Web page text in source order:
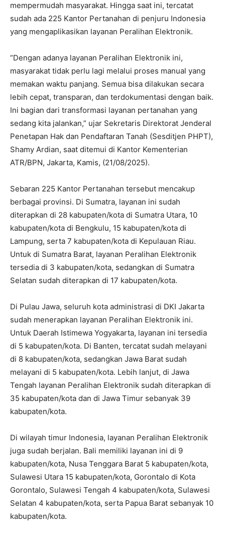
mempermudah masyarakat. Hingga saat ini, tercatat
sudah ada 225 Kantor Pertanahan di penjuru Indonesia
yang mengaplikasikan layanan Peralihan Elektronik.
‎“Dengan adanya layanan Peralihan Elektronik ini,
masyarakat tidak perlu lagi melalui proses manual yang
memakan waktu panjang. Semua bisa dilakukan secara
lebih cepat, transparan, dan terdokumentasi dengan baik.
Ini bagian dari transformasi layanan pertanahan yang
sedang kita jalankan,” ujar Sekretaris Direktorat Jenderal
Penetapan Hak dan Pendaftaran Tanah (Sesditjen PHPT),
Shamy Ardian, saat ditemui di Kantor Kementerian
ATR/BPN, Jakarta, Kamis, (21/08/2025).
‎Sebaran 225 Kantor Pertanahan tersebut mencakup
berbagai provinsi. Di Sumatra, layanan ini sudah
diterapkan di 28 kabupaten/kota di Sumatra Utara, 10
kabupaten/kota di Bengkulu, 15 kabupaten/kota di
Lampung, serta 7 kabupaten/kota di Kepulauan Riau.
Untuk di Sumatra Barat, layanan Peralihan Elektronik
tersedia di 3 kabupaten/kota, sedangkan di Sumatra
Selatan sudah diterapkan di 17 kabupaten/kota.
‎Di Pulau Jawa, seluruh kota administrasi di DKI Jakarta
sudah menerapkan layanan Peralihan Elektronik ini.
Untuk Daerah Istimewa Yogyakarta, layanan ini tersedia
di 5 kabupaten/kota. Di Banten, tercatat sudah melayani
di 8 kabupaten/kota, sedangkan Jawa Barat sudah
melayani di 5 kabupaten/kota. Lebih lanjut, di Jawa
Tengah layanan Peralihan Elektronik sudah diterapkan di
35 kabupaten/kota dan di Jawa Timur sebanyak 39
kabupaten/kota.
‎Di wilayah timur Indonesia, layanan Peralihan Elektronik
juga sudah berjalan. Bali memiliki layanan ini di 9
kabupaten/kota, Nusa Tenggara Barat 5 kabupaten/kota,
Sulawesi Utara 15 kabupaten/kota, Gorontalo di Kota
Gorontalo, Sulawesi Tengah 4 kabupaten/kota, Sulawesi
Selatan 4 kabupaten/kota, serta Papua Barat sebanyak 10
kabupaten/kota.